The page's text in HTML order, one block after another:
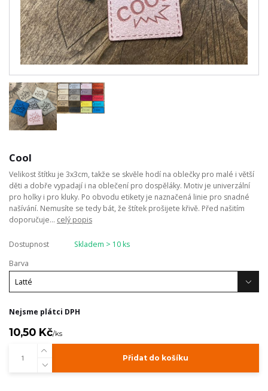
Cool
Velikost štítku je 3x3cm, takže se skvěle hodí na oblečky pro malé i větší
děti a dobře vypadají i na oblečení pro dospěláky. Motiv je univerzální
pro holky i pro kluky. Po obvodu etikety je naznačená linie pro snadné
našívání. Nemusíte se tedy bát, že štítek prošijete křivě. Před našitím
doporučuje... celý popis
Dostupnost
Skladem > 10 ks
Barva
Nejsme plátci DPH
10,50 Kč/ks
Přidat do košíku